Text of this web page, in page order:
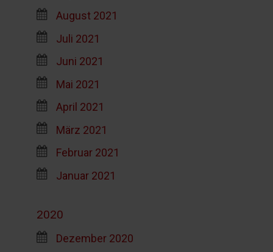
August 2021
Juli 2021
Juni 2021
Mai 2021
April 2021
März 2021
Februar 2021
Januar 2021
2020
Dezember 2020